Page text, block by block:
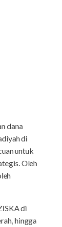
dana
di
untuk
Oleh
di
hingga